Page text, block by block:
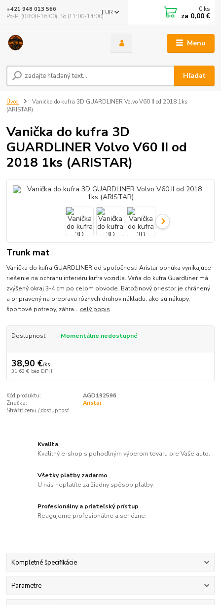
Menu
EUR
Hľadať
+421 948 013 566
Po-Pi (08:00-16:00), So (11:00-14:00)
0 ks
za 0,00 €
Úvod
Vanička do kufra 3D GUARDLINER Volvo V60 II od 2018 1ks
(ARISTAR)
Vanička do kufra 3D
GUARDLINER Volvo V60 II od
2018 1ks (ARISTAR)
Trunk mat
Vanička do kufra GUARDLINER od spoločnosti Aristar ponúka vynikajúce
riešenie na ochranu interiéru kufra vozidla. Vaňa do kufra Guardliner má
zvýšený okraj 3-4 cm po celom obvode. Batožinový priestor je chránený
a pripravený na prepravu rôznych druhov nákladu, ako sú nákupy,
športové potreby, záhra... celý popis
Dostupnosť Momentálne nedostupné
38,90 €/ks
31,63 € bez DPH
Kód produktu:
AGD192596
Značka:
Aristar
Strážiť cenu / dostupnosť
Kvalita
Kvalitný e-shop s pohodlným výberom tovaru pre Vaše auto.
Všetky platby zadarmo
U nás neplatíte za žiadny spôsob platby.
Profesionálny a priateľský prístup
Reagujeme profesionálne a seriózne.
Kompletné špecifikácie
Parametre